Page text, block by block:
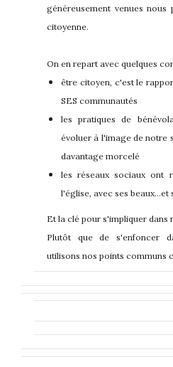
généreusement venues
citoyenne.
On en repart avec quelques
être citoyen, c'est le
SES communautés
les pratiques de
évoluer à l'image de notre
davantage morcelé
les réseaux sociaux ont
l'église, avec ses beaux...et
Et la clé pour s'impliquer dans
Plutôt que de s'enfoncer
utilisons nos points communs